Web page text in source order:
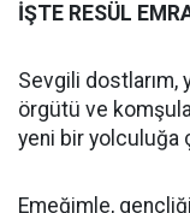
İŞTE RESÜL
Sevgili dostlarım,
örgütü ve
yeni bir yolculuğa
Emeğimle,